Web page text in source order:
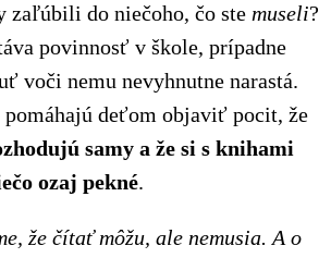
zaľúbili do niečoho, čo ste museli?
povinnosť v škole, prípadne
voči nemu nevyhnutne narastá.
deťom objaviť pocit, že
samy a že si s knihami
ozaj pekné.
že čítať môžu, ale nemusia. A o